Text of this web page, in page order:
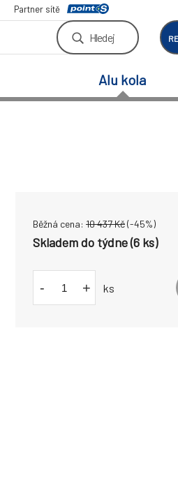
Partner sítě
Hledej
Alu kola
Běžná cena: 10 437Kč(-45%)
Skladem do týdne (6 ks)
- + ks